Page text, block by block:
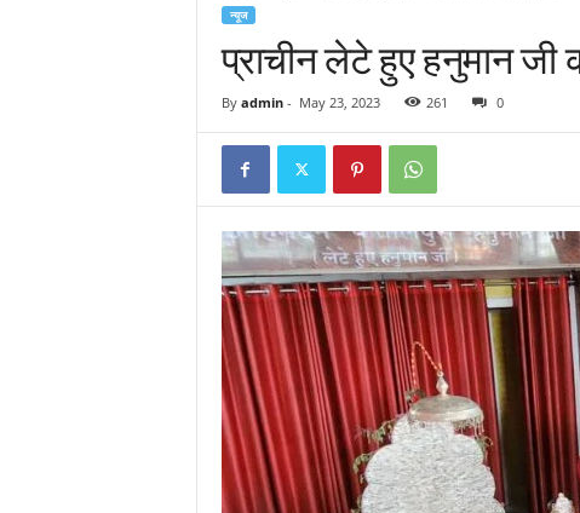
न्यूज
प्राचीन लेटे हुए हनुमान जी
By admin- May 23, 2023 261 0